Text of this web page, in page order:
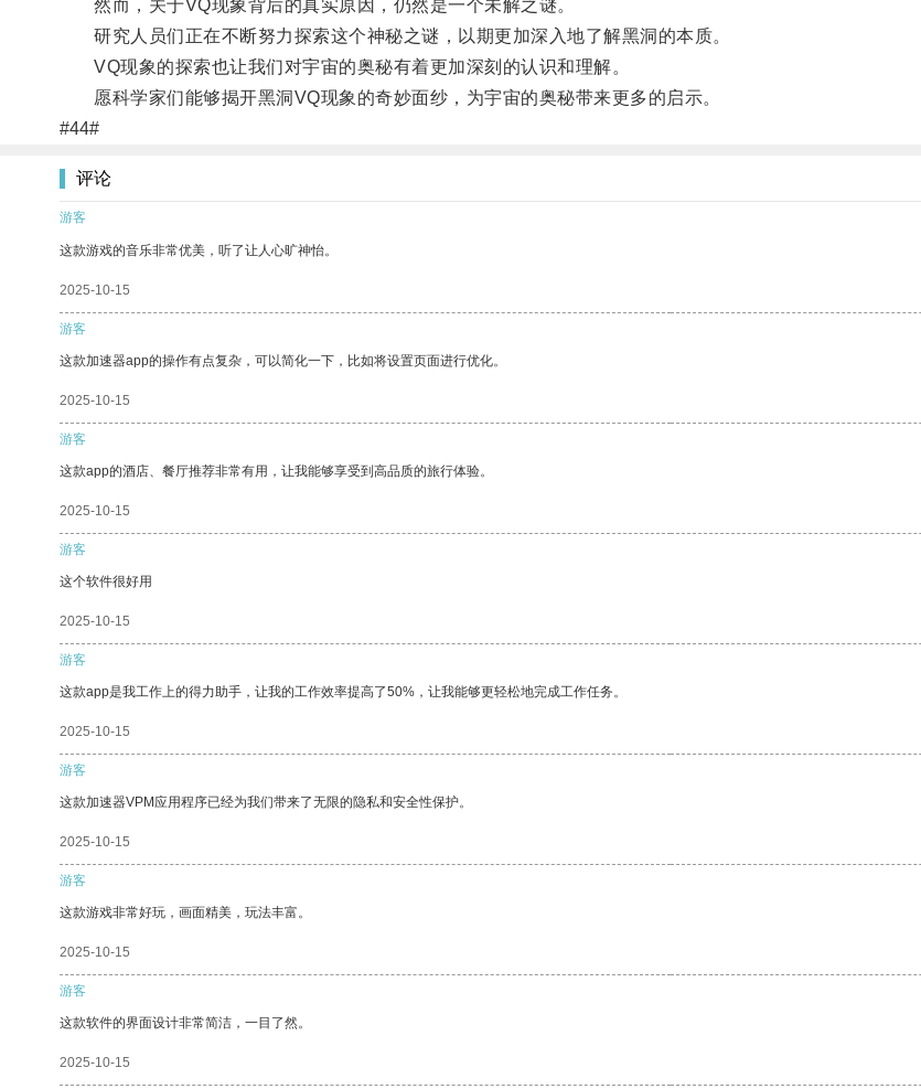
然而，关于VQ现象背后的真实原因，仍然是一个未解之谜。
研究人员们正在不断努力探索这个神秘之谜，以期更加深入地了解黑洞的本质。
VQ现象的探索也让我们对宇宙的奥秘有着更加深刻的认识和理解。
愿科学家们能够揭开黑洞VQ现象的奇妙面纱，为宇宙的奥秘带来更多的启示。
#44#
评论
游客
这款游戏的音乐非常优美，听了让人心旷神怡。
2025-10-15
游客
这款加速器app的操作有点复杂，可以简化一下，比如将设置页面进行优化。
2025-10-15
游客
这款app的酒店、餐厅推荐非常有用，让我能够享受到高品质的旅行体验。
2025-10-15
游客
这个软件很好用
2025-10-15
游客
这款app是我工作上的得力助手，让我的工作效率提高了50%，让我能够更轻松地完成工作任务。
2025-10-15
游客
这款加速器VPM应用程序已经为我们带来了无限的隐私和安全性保护。
2025-10-15
游客
这款游戏非常好玩，画面精美，玩法丰富。
2025-10-15
游客
这款软件的界面设计非常简洁，一目了然。
2025-10-15